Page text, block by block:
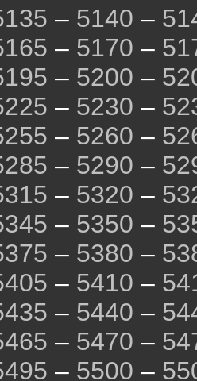
– 5140 –
– 5170 –
– 5200 –
– 5230 –
– 5260 –
– 5290 –
– 5320 –
– 5350 –
– 5380 –
– 5410 –
– 5440 –
– 5470 –
– 5500 –